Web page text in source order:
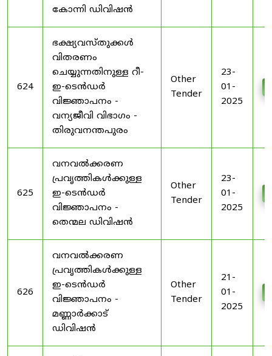
കോന്നി ഡിവിഷൻ
624
ഭക്ഷ്യവസ്തുക്കൾ
വിതരണം
ചെയ്യുന്നതിനുള്ള റീ-
ഇ-ടെൻഡർ
വിജ്ഞാപനം -
വന്യജീവി വിഭാഗം -
തിരുവനന്തപുരം
Other
Tender
23-
01-
2025
625
വനവൽക്കരണ
പ്രവൃത്തികൾക്കുള്ള
ഇ-ടെൻഡർ
വിജ്ഞാപനം -
തെന്മല ഡിവിഷൻ
Other
Tender
23-
01-
2025
626
വനവൽക്കരണ
പ്രവൃത്തികൾക്കുള്ള
ഇ-ടെൻഡർ
വിജ്ഞാപനം -
മണ്ണാർക്കാട്
ഡിവിഷൻ
Other
Tender
21-
01-
2025